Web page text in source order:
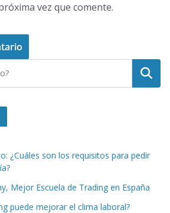
vez que comente.
Buscar
¿Cuáles son los requisitos para pedir
Mejor Escuela de Trading en España
puede mejorar el clima laboral?